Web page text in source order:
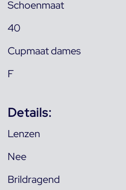
Schoenmaat
40
Cupmaat dames
F
Details:
Lenzen
Nee
Brildragend